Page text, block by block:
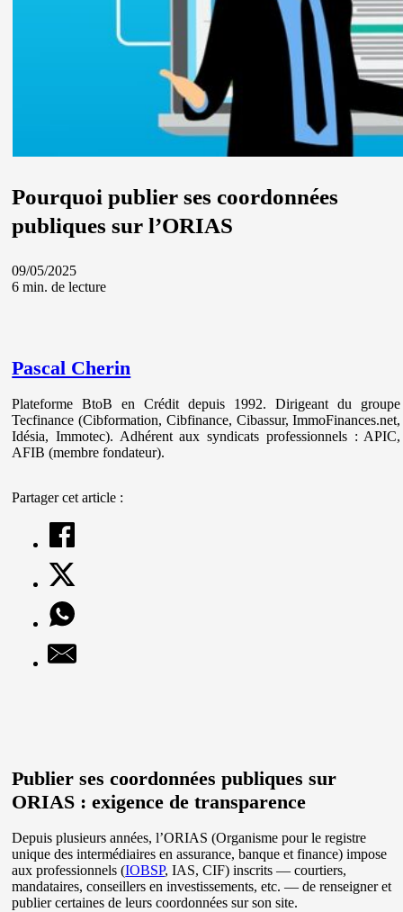
Pourquoi publier ses coordonnées
publiques sur l’ORIAS
09/05/2025
6 min. de lecture
Pascal Cherin
Plateforme BtoB en Crédit depuis 1992. Dirigeant du groupe
Tecfinance (Cibformation, Cibfinance, Cibassur, ImmoFinances.net,
Idésia, Immotec). Adhérent aux syndicats professionnels : APIC,
AFIB (membre fondateur).
Partager cet article :
Publier ses coordonnées publiques sur
ORIAS : exigence de transparence
Depuis plusieurs années, l’ORIAS (Organisme pour le registre
unique des intermédiaires en assurance, banque et finance) impose
aux professionnels (IOBSP, IAS, CIF) inscrits — courtiers,
mandataires, conseillers en investissements, etc. — de renseigner et
publier certaines de leurs coordonnées sur son site.